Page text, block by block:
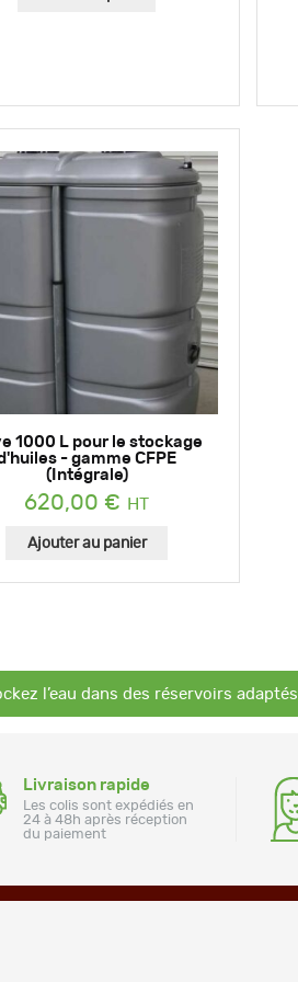
1000 L pour le stockage
- gamme CFPE
(Intégrale)
620,00 €
Ajouter au panier
DE L’ARTICLE
l’eau dans des réservoirs adaptés
Livraison rapide
Les colis sont expédiés en
24 à 48h après réception
du paiement